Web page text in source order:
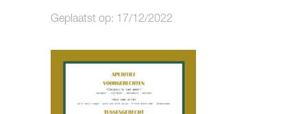
Geplaatst op: 17/12/2022